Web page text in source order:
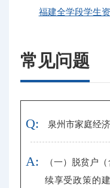
福建全学段学生
常见问题
Q: 泉州市家庭经
A:
（一）脱贫户
续享受政策的